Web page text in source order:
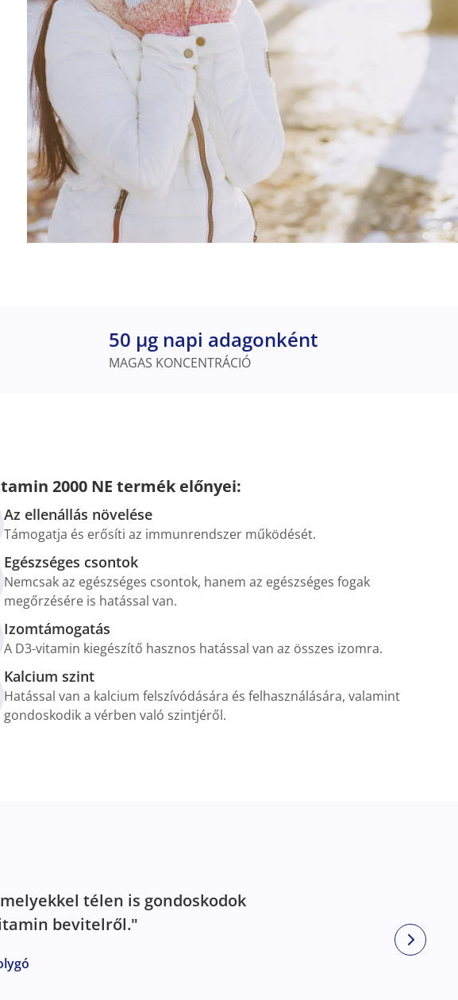
50 µg napi adagonként
MAGAS KONCENTRÁCIÓ
2000 NE termék előnyei:
Az ellenállás növelése
Támogatja és erősíti az immunrendszer működését.
Egészséges csontok
Nemcsak az egészséges csontok, hanem az egészséges fogak
megőrzésére is hatással van.
Izomtámogatás
A D3-vitamin kiegészítő hasznos hatással van az összes izomra.
Kalcium szint
Hatással van a kalcium felszívódására és felhasználására, valamint
gondoskodik a vérben való szintjéről.
télen is gondoskodok
bevitelről."